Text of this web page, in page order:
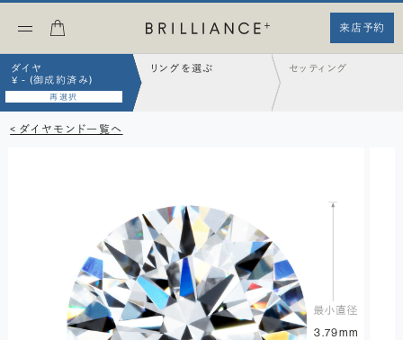
来店予約
ダイヤ
¥ - (御成約済み)
再選択
リングを選ぶ セッティング
< ダイヤモンド一覧へ
3.79mm